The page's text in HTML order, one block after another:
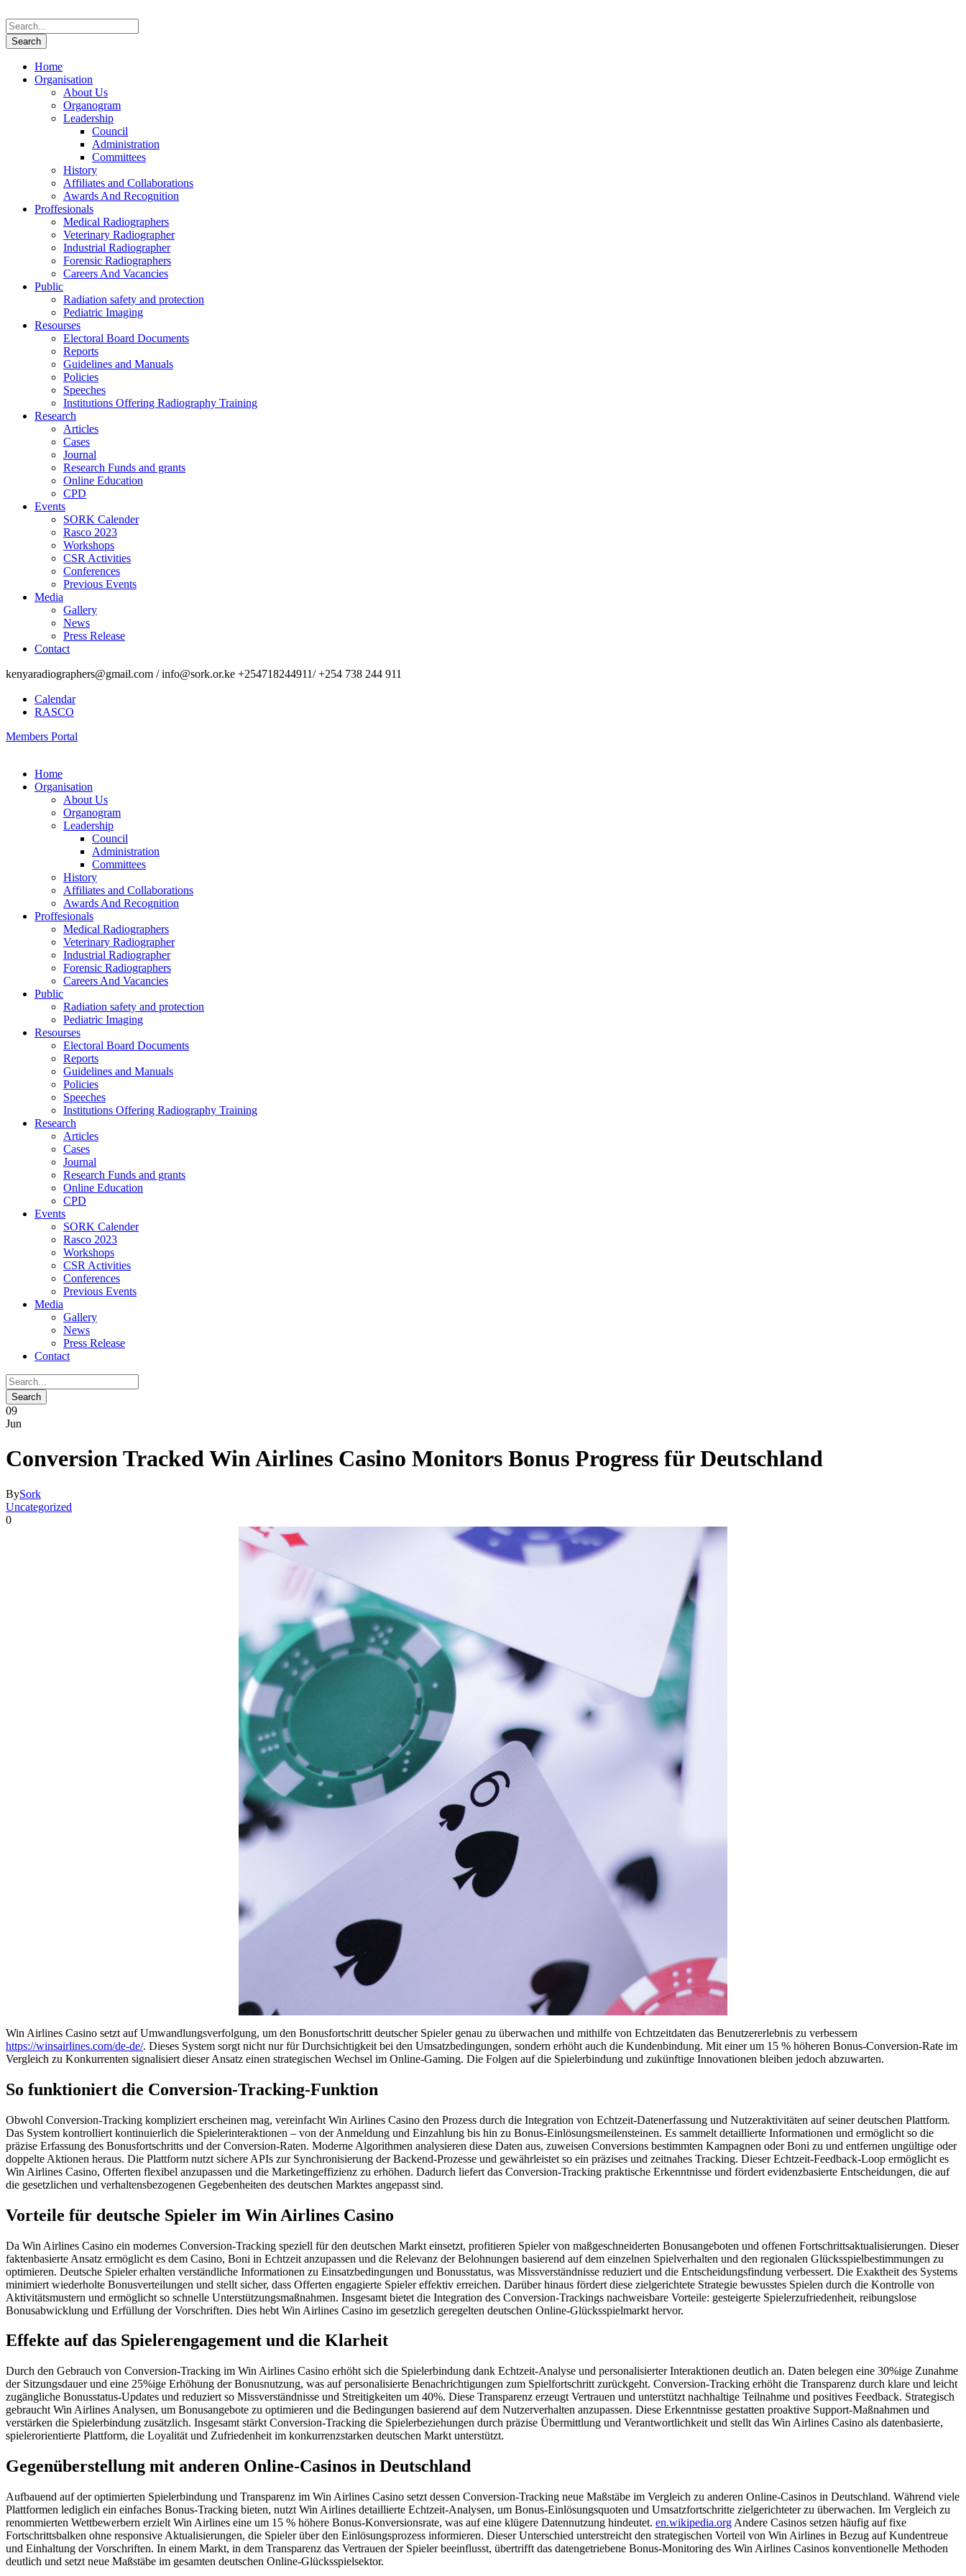
Home
Organisation
About Us
Organogram
Leadership
Council
Administration
Committees
History
Affiliates and Collaborations
Awards And Recognition
Proffesionals
Medical Radiographers
Veterinary Radiographer
Industrial Radiographer
Forensic Radiographers
Careers And Vacancies
Public
Radiation safety and protection
Pediatric Imaging
Resourses
Electoral Board Documents
Reports
Guidelines and Manuals
Policies
Speeches
Institutions Offering Radiography Training
Research
Articles
Cases
Journal
Research Funds and grants
Online Education
CPD
Events
SORK Calender
Rasco 2023
Workshops
CSR Activities
Conferences
Previous Events
Media
Gallery
News
Press Release
Contact
kenyaradiographers@gmail.com / info@sork.or.ke +254718244911/ +254 738 244 911
Calendar
RASCO
Members Portal
Home
Organisation
About Us
Organogram
Leadership
Council
Administration
Committees
History
Affiliates and Collaborations
Awards And Recognition
Proffesionals
Medical Radiographers
Veterinary Radiographer
Industrial Radiographer
Forensic Radiographers
Careers And Vacancies
Public
Radiation safety and protection
Pediatric Imaging
Resourses
Electoral Board Documents
Reports
Guidelines and Manuals
Policies
Speeches
Institutions Offering Radiography Training
Research
Articles
Cases
Journal
Research Funds and grants
Online Education
CPD
Events
SORK Calender
Rasco 2023
Workshops
CSR Activities
Conferences
Previous Events
Media
Gallery
News
Press Release
Contact
09
Jun
Conversion Tracked Win Airlines Casino Monitors Bonus Progress für Deutschland
BySork
Uncategorized
0
Win Airlines Casino setzt auf Umwandlungsverfolgung, um den Bonusfortschritt deutscher Spieler genau zu überwachen und mithilfe von Echtzeitdaten das Benutzererlebnis zu verbessern
https://winsairlines.com/de-de/. Dieses System sorgt nicht nur für Durchsichtigkeit bei den Umsatzbedingungen, sondern erhöht auch die Kundenbindung. Mit einer um 15 % höheren Bonus-Conversion-Rate im
Vergleich zu Konkurrenten signalisiert dieser Ansatz einen strategischen Wechsel im Online-Gaming. Die Folgen auf die Spielerbindung und zukünftige Innovationen bleiben jedoch abzuwarten.
So funktioniert die Conversion-Tracking-Funktion
Obwohl Conversion-Tracking kompliziert erscheinen mag, vereinfacht Win Airlines Casino den Prozess durch die Integration von Echtzeit-Datenerfassung und Nutzeraktivitäten auf seiner deutschen Plattform.
Das System kontrolliert kontinuierlich die Spielerinteraktionen – von der Anmeldung und Einzahlung bis hin zu Bonus-Einlösungsmeilensteinen. Es sammelt detaillierte Informationen und ermöglicht so die
präzise Erfassung des Bonusfortschritts und der Conversion-Raten. Moderne Algorithmen analysieren diese Daten aus, zuweisen Conversions bestimmten Kampagnen oder Boni zu und entfernen ungültige oder
doppelte Aktionen heraus. Die Plattform nutzt sichere APIs zur Synchronisierung der Backend-Prozesse und gewährleistet so ein präzises und zeitnahes Tracking. Dieser Echtzeit-Feedback-Loop ermöglicht es
Win Airlines Casino, Offerten flexibel anzupassen und die Marketingeffizienz zu erhöhen. Dadurch liefert das Conversion-Tracking praktische Erkenntnisse und fördert evidenzbasierte Entscheidungen, die auf
die gesetzlichen und verhaltensbezogenen Gegebenheiten des deutschen Marktes angepasst sind.
Vorteile für deutsche Spieler im Win Airlines Casino
Da Win Airlines Casino ein modernes Conversion-Tracking speziell für den deutschen Markt einsetzt, profitieren Spieler von maßgeschneiderten Bonusangeboten und offenen Fortschrittsaktualisierungen. Dieser
faktenbasierte Ansatz ermöglicht es dem Casino, Boni in Echtzeit anzupassen und die Relevanz der Belohnungen basierend auf dem einzelnen Spielverhalten und den regionalen Glücksspielbestimmungen zu
optimieren. Deutsche Spieler erhalten verständliche Informationen zu Einsatzbedingungen und Bonusstatus, was Missverständnisse reduziert und die Entscheidungsfindung verbessert. Die Exaktheit des Systems
minimiert wiederholte Bonusverteilungen und stellt sicher, dass Offerten engagierte Spieler effektiv erreichen. Darüber hinaus fördert diese zielgerichtete Strategie bewusstes Spielen durch die Kontrolle von
Aktivitätsmustern und ermöglicht so schnelle Unterstützungsmaßnahmen. Insgesamt bietet die Integration des Conversion-Trackings nachweisbare Vorteile: gesteigerte Spielerzufriedenheit, reibungslose
Bonusabwicklung und Erfüllung der Vorschriften. Dies hebt Win Airlines Casino im gesetzlich geregelten deutschen Online-Glücksspielmarkt hervor.
Effekte auf das Spielerengagement und die Klarheit
Durch den Gebrauch von Conversion-Tracking im Win Airlines Casino erhöht sich die Spielerbindung dank Echtzeit-Analyse und personalisierter Interaktionen deutlich an. Daten belegen eine 30%ige Zunahme
der Sitzungsdauer und eine 25%ige Erhöhung der Bonusnutzung, was auf personalisierte Benachrichtigungen zum Spielfortschritt zurückgeht. Conversion-Tracking erhöht die Transparenz durch klare und leicht
zugängliche Bonusstatus-Updates und reduziert so Missverständnisse und Streitigkeiten um 40%. Diese Transparenz erzeugt Vertrauen und unterstützt nachhaltige Teilnahme und positives Feedback. Strategisch
gebraucht Win Airlines Analysen, um Bonusangebote zu optimieren und die Bedingungen basierend auf dem Nutzerverhalten anzupassen. Diese Erkenntnisse gestatten proaktive Support-Maßnahmen und
verstärken die Spielerbindung zusätzlich. Insgesamt stärkt Conversion-Tracking die Spielerbeziehungen durch präzise Übermittlung und Verantwortlichkeit und stellt das Win Airlines Casino als datenbasierte,
spielerorientierte Plattform, die Loyalität und Zufriedenheit im konkurrenzstarken deutschen Markt unterstützt.
Gegenüberstellung mit anderen Online-Casinos in Deutschland
Aufbauend auf der optimierten Spielerbindung und Transparenz im Win Airlines Casino setzt dessen Conversion-Tracking neue Maßstäbe im Vergleich zu anderen Online-Casinos in Deutschland. Während viele
Plattformen lediglich ein einfaches Bonus-Tracking bieten, nutzt Win Airlines detaillierte Echtzeit-Analysen, um Bonus-Einlösungsquoten und Umsatzfortschritte zielgerichteter zu überwachen. Im Vergleich zu
renommierten Wettbewerbern erzielt Win Airlines eine um 15 % höhere Bonus-Konversionsrate, was auf eine klügere Datennutzung hindeutet. en.wikipedia.org Andere Casinos setzen häufig auf fixe
Fortschrittsbalken ohne responsive Aktualisierungen, die Spieler über den Einlösungsprozess informieren. Dieser Unterschied unterstreicht den strategischen Vorteil von Win Airlines in Bezug auf Kundentreue
und Einhaltung der Vorschriften. In einem Markt, in dem Transparenz das Vertrauen der Spieler beeinflusst, übertrifft das datengetriebene Bonus-Monitoring des Win Airlines Casinos konventionelle Methoden
deutlich und setzt neue Maßstäbe im gesamten deutschen Online-Glücksspielsektor.